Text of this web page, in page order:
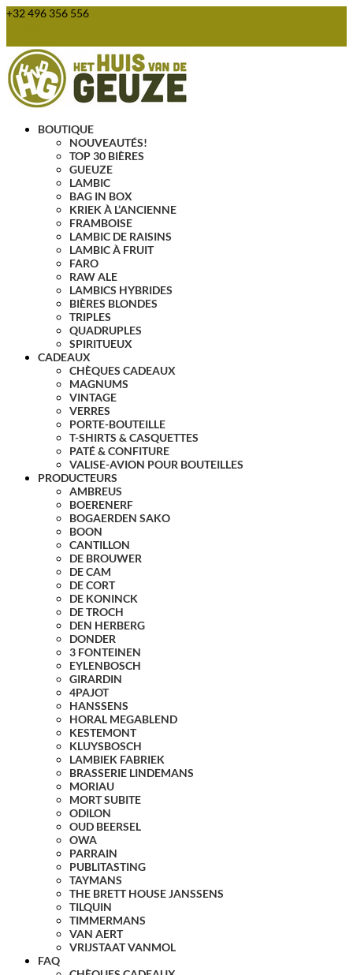
+32 496 356 556
BOUTIQUE
NOUVEAUTÉS!
TOP 30 BIÈRES
GUEUZE
LAMBIC
BAG IN BOX
KRIEK À L’ANCIENNE
FRAMBOISE
LAMBIC DE RAISINS
LAMBIC À FRUIT
FARO
RAW ALE
LAMBICS HYBRIDES
BIÈRES BLONDES
TRIPLES
QUADRUPLES
SPIRITUEUX
CADEAUX
CHÈQUES CADEAUX
MAGNUMS
VINTAGE
VERRES
PORTE-BOUTEILLE
T-SHIRTS & CASQUETTES
PATÉ & CONFITURE
VALISE-AVION POUR BOUTEILLES
PRODUCTEURS
AMBREUS
BOERENERF
BOGAERDEN SAKO
BOON
CANTILLON
DE BROUWER
DE CAM
DE CORT
DE KONINCK
DE TROCH
DEN HERBERG
DONDER
3 FONTEINEN
EYLENBOSCH
GIRARDIN
4PAJOT
HANSSENS
HORAL MEGABLEND
KESTEMONT
KLUYSBOSCH
LAMBIEK FABRIEK
BRASSERIE LINDEMANS
MORIAU
MORT SUBITE
ODILON
OUD BEERSEL
OWA
PARRAIN
PUBLITASTING
TAYMANS
THE BRETT HOUSE JANSSENS
TILQUIN
TIMMERMANS
VAN AERT
VRIJSTAAT VANMOL
FAQ